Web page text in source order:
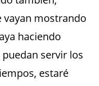
vayan mostrando
haciendo
servir los
estaré